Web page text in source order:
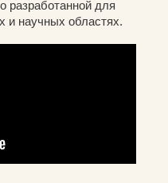
разработанной для
и научных областях.